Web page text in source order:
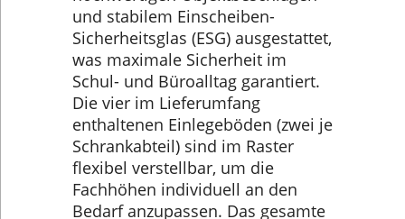
und stabilem Einscheiben-
Sicherheitsglas (ESG) ausgestattet,
was maximale Sicherheit im
Schul- und Büroalltag garantiert.
Die vier im Lieferumfang
enthaltenen Einlegeböden (zwei je
Schrankabteil) sind im Raster
flexibel verstellbar, um die
Fachhöhen individuell an den
Bedarf anzupassen. Das gesamte